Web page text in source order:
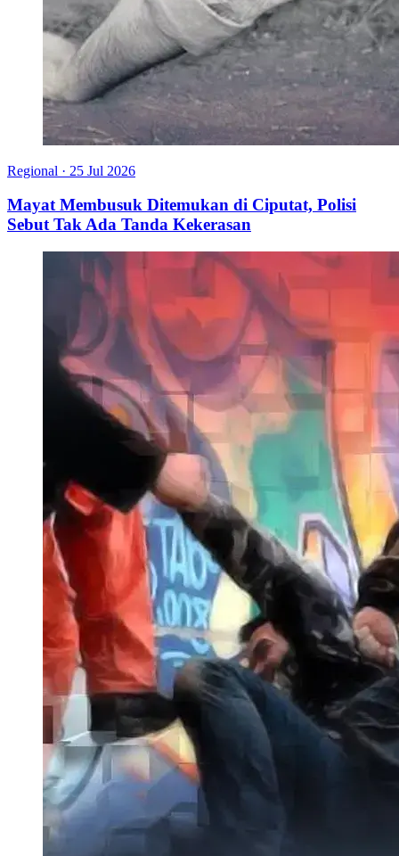
Regional · 25 Jul 2026
Mayat Membusuk Ditemukan di Ciputat, Polisi
Sebut Tak Ada Tanda Kekerasan